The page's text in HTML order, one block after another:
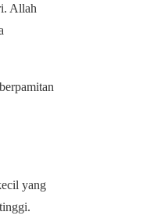
Allah
yang